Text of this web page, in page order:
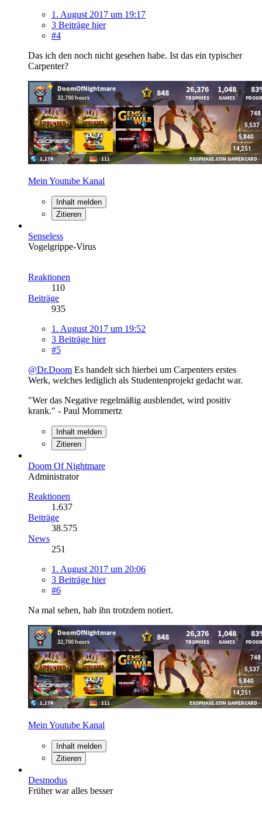
1. August 2017 um 19:17
3 Beiträge hier
#4
Das ich den noch nicht gesehen habe. Ist das ein typischer
Carpenter?
Mein Youtube Kanal
Inhalt melden
Zitieren
Senseless
Vogelgrippe-Virus
Reaktionen
110
Beiträge
935
1. August 2017 um 19:52
3 Beiträge hier
#5
@Dr.Doom Es handelt sich hierbei um Carpenters erstes
Werk, welches lediglich als Studentenprojekt gedacht war.
"Wer das Negative regelmäßig ausblendet, wird positiv
krank." - Paul Mommertz
Inhalt melden
Zitieren
Doom Of Nightmare
Administrator
Reaktionen
1.637
Beiträge
38.575
News
251
1. August 2017 um 20:06
3 Beiträge hier
#6
Na mal sehen, hab ihn trotzdem notiert.
Mein Youtube Kanal
Inhalt melden
Zitieren
Desmodus
Früher war alles besser